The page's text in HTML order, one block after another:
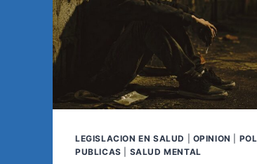
LEGISLACION EN SALUD OPINION
PUBLICAS
SALUD MENTAL